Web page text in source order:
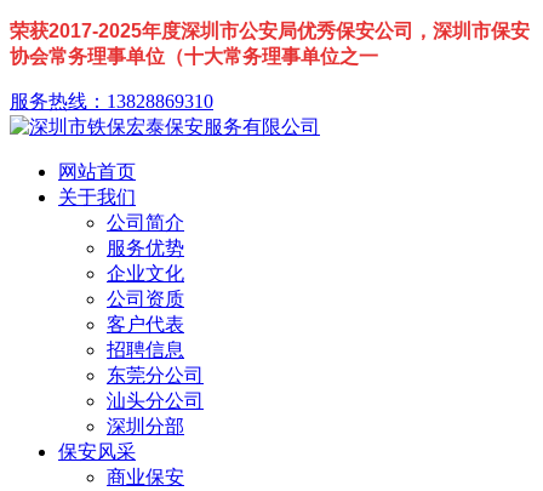
荣获2017-2025年度深圳市公安局优秀保安公司，深圳市保安
协会常务理事单位（十大常务理事单位之一
服务热线：13828869310
网站首页
关于我们
公司简介
服务优势
企业文化
公司资质
客户代表
招聘信息
东莞分公司
汕头分公司
深圳分部
保安风采
商业保安